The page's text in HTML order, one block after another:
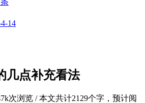
14
几点补充看法
次浏览 /本文共计2129个字，预计阅